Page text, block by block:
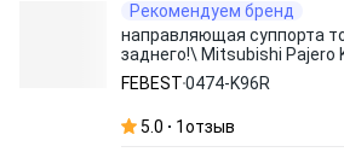
Рекомендуем бренд
направляющая суппорта
заднего!\ Mitsubishi Pajero
96-06 0474-K96R FEBEST
FEBEST0474-K96R
5.0 1отзыв